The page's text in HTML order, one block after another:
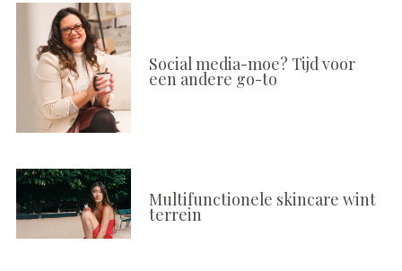
Social media-moe? Tijd voor
een andere go-to
Multifunctionele skincare wint
terrein